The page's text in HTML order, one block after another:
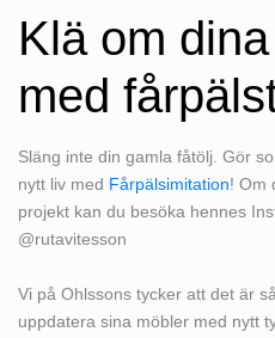
Klä om
med
Släng inte din gamla fåtölj. Gör
nytt liv med Fårpälsimitation! Om
projekt kan du besöka hennes
@rutavitesson
Vi på Ohlssons tycker att det är
uppdatera sina möbler med nytt